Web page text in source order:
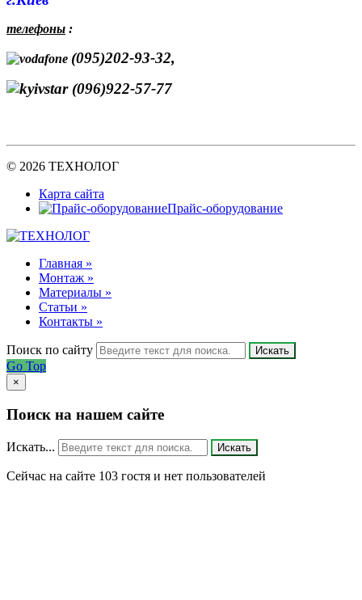
телефоны :
(095)202-93-32,
(096)922-57-77
© 2026 ТЕХНОЛОГ
Карта сайта
Прайс-оборудование
Главная »
Монтаж »
Материалы »
Статьи »
Контакты »
Поиск по сайту Искать
Go Top
×
Поиск на нашем сайте
Искать... Искать
Сейчас на сайте 103 гостя и нет пользователей